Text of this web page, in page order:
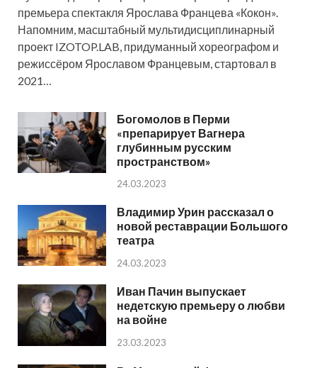
премьера спектакля Ярослава Францева «Кокон».
Напомним, масштабный мультидисциплинарный
проект IZOTOP.LAB, придуманный хореографом и
режиссёром Ярославом Францевым, стартовал в
2021…
Богомолов в Перми
«препарирует Вагнера
глубинным русским
пространством»
24.03.2023
Владимир Урин рассказал о
новой реставрации Большого
театра
24.03.2023
Иван Пачин выпускает
недетскую премьеру о любви
на войне
23.03.2023